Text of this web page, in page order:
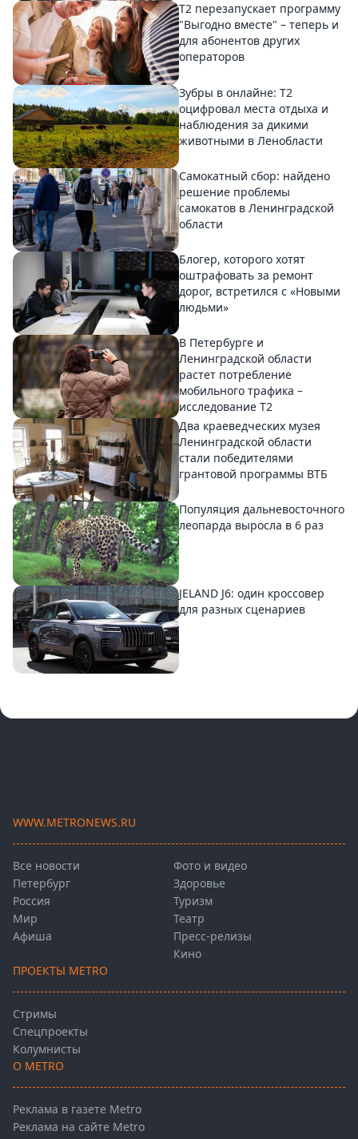
Т2 перезапускает программу
"Выгодно вместе" – теперь и
для абонентов других
операторов
Зубры в онлайне: Т2
оцифровал места отдыха и
наблюдения за дикими
животными в Ленобласти
Самокатный сбор: найдено
решение проблемы
самокатов в Ленинградской
области
Блогер, которого хотят
оштрафовать за ремонт
дорог, встретился с «Новыми
людьми»
В Петербурге и
Ленинградской области
растет потребление
мобильного трафика –
исследование T2
Два краеведческих музея
Ленинградской области
стали победителями
грантовой программы ВТБ
Популяция дальневосточного
леопарда выросла в 6 раз
JELAND J6: один кроссовер
для разных сценариев
WWW.METRONEWS.RU
Все новости
Петербург
Россия
Мир
Афиша
Фото и видео
Здоровье
Туризм
Театр
Пресс-релизы
Кино
ПРОЕКТЫ METRO
Стримы
Спецпроекты
Колумнисты
О METRO
Реклама в газете Metro
Реклама на сайте Metro